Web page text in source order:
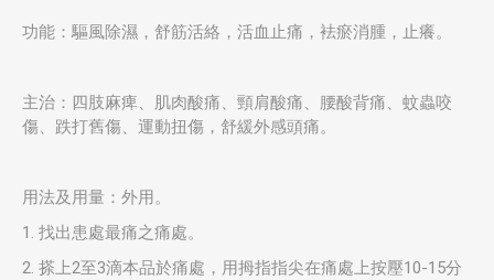
功能：驅風除濕，舒筋活絡，活血止痛，袪瘀消腫，止癢。
主治：四肢麻痺、肌肉酸痛、頸肩酸痛、腰酸背痛、蚊蟲咬
傷、跌打舊傷、運動扭傷，舒緩外感頭痛。
用法及用量：外用。
1. 找出患處最痛之痛處。
2. 搽上2至3滴本品於痛處，用拇指指尖在痛處上按壓10-15分